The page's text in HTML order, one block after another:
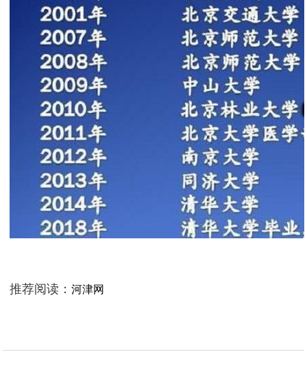
推荐阅读：河津网